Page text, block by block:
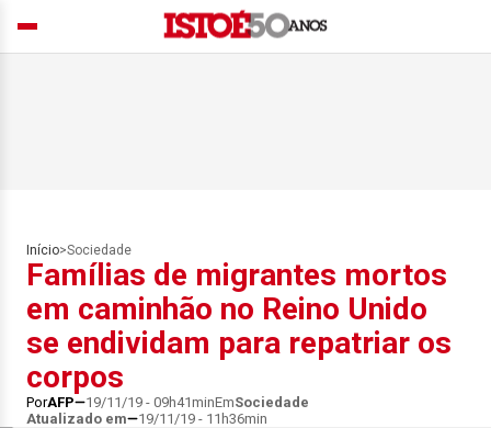
Início>Sociedade
Famílias de migrantes mortos
em caminhão no Reino Unido
se endividam para repatriar os
corpos
PorAFP 19/11/19 - 09h41minEmSociedade
Atualizado em
19/11/19 - 11h36min